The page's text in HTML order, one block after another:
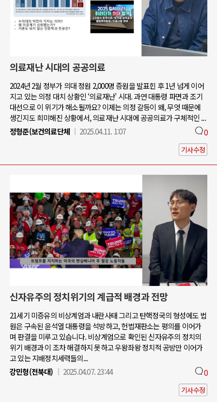
의료재난 시대의 공공의료
2024년 2월 정부가 의대 정원 2,000명 증원을 발표힌 후 1년 넘게 이어
지고 있는 의정 대치 상황인 ‘의료재난' 시대. 과연 대통령 파면과 조기
대선으로 이 위기가 해소될까요? 이제는 의정 갈등이 왜, 무엇 때문에
생긴지도 희미해진 상황에서, 의료재난 시대에 공공의료가 구체적인 ...
정형준(보건의료단체
2025.04.11. 1:07 0
기사수정
신자유주의 정치위기의 계급적 배경과 전망
21세기 미증유의 비상계엄과 내란사태 그리고 탄핵정국의 형성에도 법
원은 구속된 윤석열 대통령을 석방하고, 헌법재판소는 평의를 이어가
며 판결을 미루고 있습니다. 비상계엄으로 확인된 신자유주의 정치의
위기 배경과 이 조차 해결하지 못하고 우왕좌왕 정치적 공방만 이어가
고 있는 지배정치세력들의...
강민형(전북대)
2025.04.07. 23:44 0
기사수정